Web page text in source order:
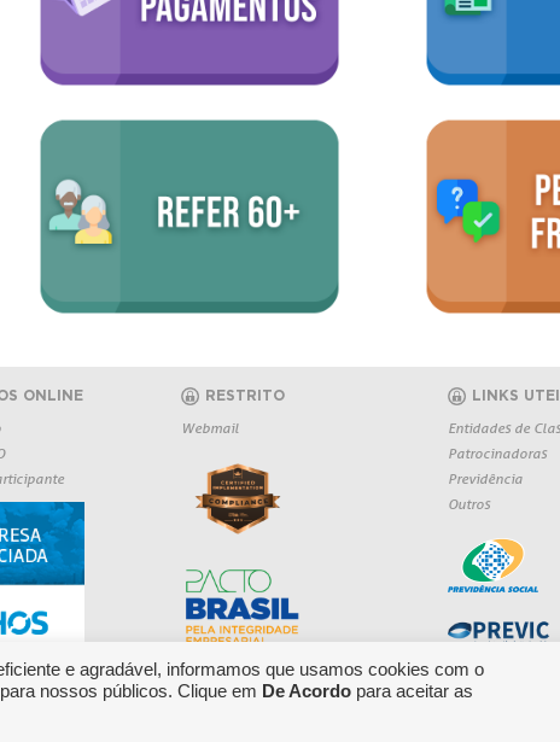
ONLINE RESTRITO
Webmail
LINKS
Entidades de
Patrocinadoras
Previdência
Outros
709 6362
e agradável, informamos que usamos cookies com o
nossos públicos. Clique em De Acordo para aceitar as